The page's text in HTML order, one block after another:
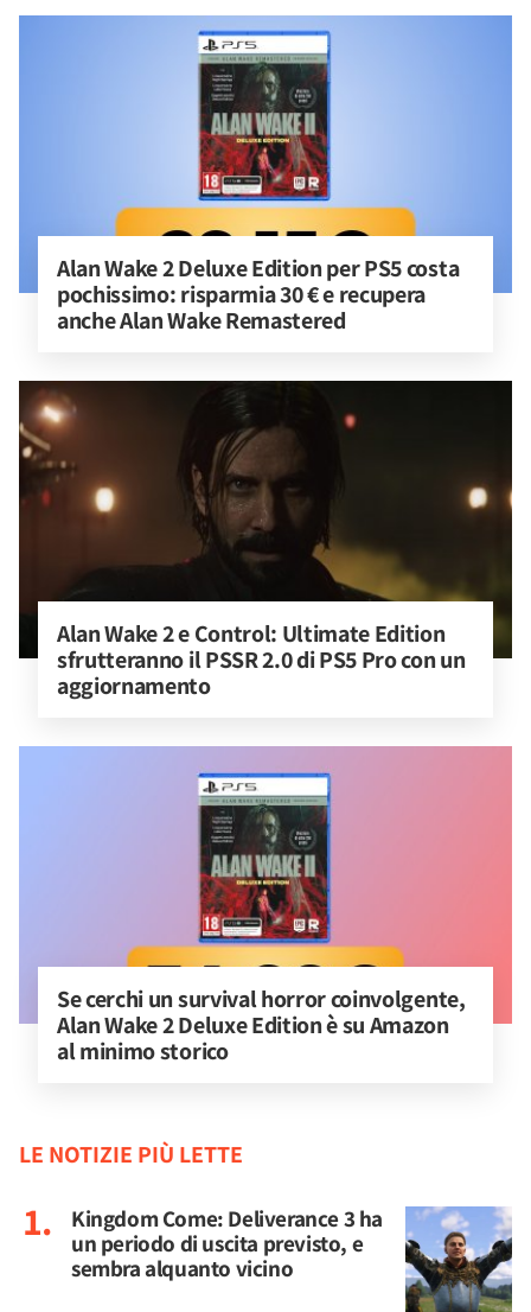
Alan Wake 2 Deluxe Edition per PS5 costa
pochissimo: risparmia 30 € e recupera
anche Alan Wake Remastered
Alan Wake 2 e Control: Ultimate Edition
sfrutteranno il PSSR 2.0 di PS5 Pro con un
aggiornamento
Se cerchi un survival horror coinvolgente,
Alan Wake 2 Deluxe Edition è su Amazon
al minimo storico
LE NOTIZIE PIÙ LETTE
Kingdom Come: Deliverance 3 ha
un periodo di uscita previsto, e
sembra alquanto vicino